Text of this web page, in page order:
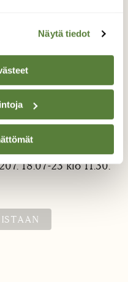
Näytä tiedot
mökin pihaan.
Paavola
18.07-23 klo 11.30.